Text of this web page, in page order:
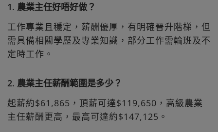
1. 農業主任好唔好做？
工作專業且穩定，薪酬優厚，有明確晉升階梯，但
需具備相關學歷及專業知識，部分工作需輪班及不
定時工作。
2. 農業主任薪酬範圍是多少？
起薪約$61,865，頂薪可達$119,650，高級農業
主任薪酬更高，最高可達約$147,125。